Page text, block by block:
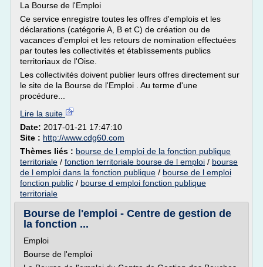
La Bourse de l'Emploi
Ce service enregistre toutes les offres d'emplois et les
déclarations (catégorie A, B et C) de création ou de
vacances d'emploi et les retours de nomination effectuées
par toutes les collectivités et établissements publics
territoriaux de l'Oise.
Les collectivités doivent publier leurs offres directement sur
le site de la Bourse de l'Emploi . Au terme d'une
procédure...
Lire la suite
Date: 2017-01-21 17:47:10
Site : http://www.cdg60.com
Thèmes liés : bourse de l emploi de la fonction publique
territoriale / fonction territoriale bourse de l emploi / bourse
de l emploi dans la fonction publique / bourse de l emploi
fonction public / bourse d emploi fonction publique
territoriale
Bourse de l'emploi - Centre de gestion de
la fonction ...
Emploi
Bourse de l'emploi